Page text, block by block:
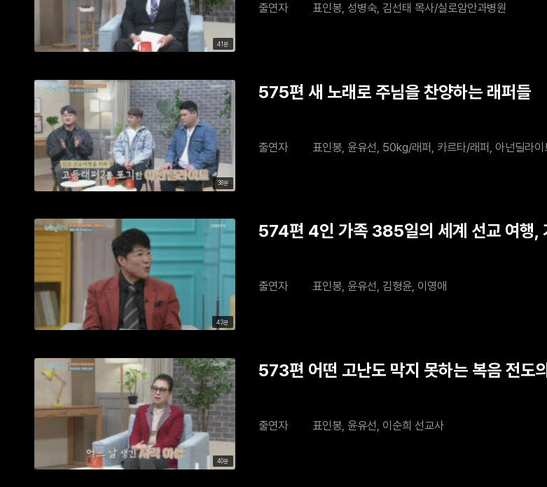
41분
출연자 표인봉, 성병숙, 김선태 목사/실로암안과병원
38분
575편 새 노래로 주님을 찬양하는 래퍼들
출연자 표인봉, 윤유선, 50kg/래퍼, 카르타/래퍼, 아넌딜라이
43분
574편 4인 가족 385일의 세계 선교 여행,
출연자 표인봉, 윤유선, 김형윤, 이영애
40분
573편 어떤 고난도 막지 못하는 복음 전도
출연자 표인봉, 윤유선, 이순희 선교사